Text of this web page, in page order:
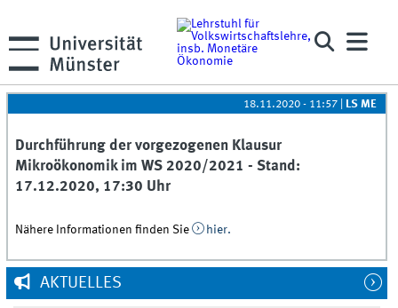
18.11.2020 - 11:57 LS ME
Durchführung der vorgezogenen Klausur
Mikroökonomik im WS 2020/2021 - Stand:
17.12.2020, 17:30 Uhr
Nähere Informationen finden Sie hier.
AKTUELLES